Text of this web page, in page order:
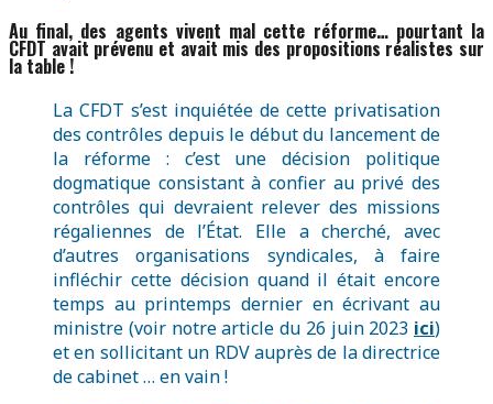
Au final, des agents vivent mal cette réforme… pourtant la
CFDT avait prévenu et avait mis des propositions réalistes sur
la table !
La CFDT s’est inquiétée de cette privatisation
des contrôles depuis le début du lancement de
la réforme : c’est une décision politique
dogmatique consistant à confier au privé des
contrôles qui devraient relever des missions
régaliennes de l’État. Elle a cherché, avec
d’autres organisations syndicales, à faire
infléchir cette décision quand il était encore
temps au printemps dernier en écrivant au
ministre (voir notre article du 26 juin 2023 ici)
et en sollicitant un RDV auprès de la directrice
de cabinet … en vain !